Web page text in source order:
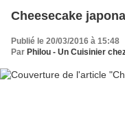
Cheesecake
Publié le 20/03/2016 à 15:48
Par Philou - Un Cuisinier